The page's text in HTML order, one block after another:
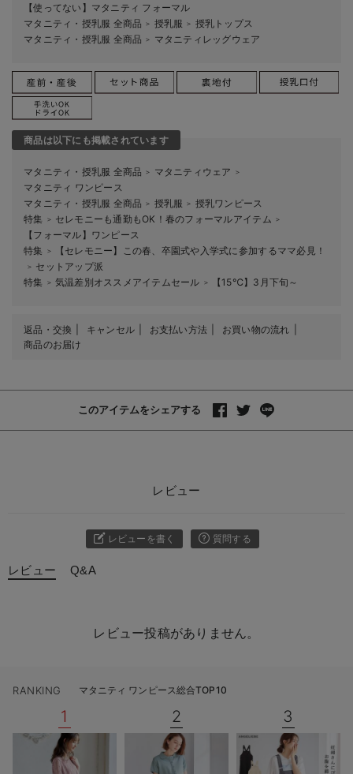
【使ってない】マタニティ フォーマル
マタニティ・授乳服 全商品 ＞ 授乳服 ＞ 授乳トップス
マタニティ・授乳服 全商品 ＞ マタニティレッグウェア
商品は以下にも掲載されています
マタニティ・授乳服 全商品 ＞ マタニティウェア ＞
マタニティ ワンピース
マタニティ・授乳服 全商品 ＞ 授乳服 ＞ 授乳ワンピース
特集
＞ セレモニーも通勤もOK！春のフォーマルアイテム ＞
【フォーマル】ワンピース
特集
＞ 【セレモニー】この春、卒園式や入学式に参加するママ必見！
＞ セットアップ派
特集
＞ 気温差別オススメアイテムセール ＞ 【15℃】3月下旬～
返品・交換 キャンセル お支払い方法
お買い物の流れ
商品のお届け
このアイテムをシェアする
レビュー
レビューを書く 質問する
レビュー Q&A
レビュー投稿がありません。
RANKING マタニティ ワンピース総合TOP10
1 2 3